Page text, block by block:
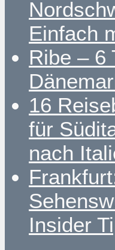
Einfach
Ribe – 6
16
für
nach
Insider